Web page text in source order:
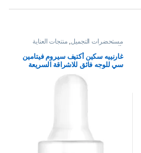
مستحضرات التجميل منتجات العناية
بالبشرة
غارنييه سكين أكتيف سيروم فيتامين
سي للوجه فائق للاشراقة السريعة
ضد البقع ب X30 فيتامين سي*و
نياسيناميد، لنوع البشرة كل الأنواعة،